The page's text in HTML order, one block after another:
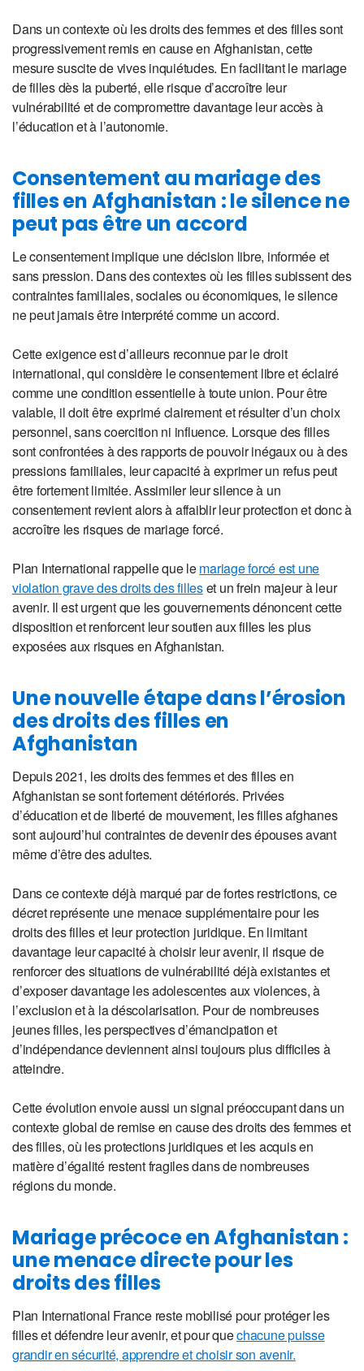
Dans un contexte où les droits des femmes et des filles sont
progressivement remis en cause en Afghanistan, cette
mesure suscite de vives inquiétudes. En facilitant le mariage
de filles dès la puberté, elle risque d’accroître leur
vulnérabilité et de compromettre davantage leur accès à
l’éducation et à l’autonomie.
Consentement au mariage des
filles en Afghanistan : le silence ne
peut pas être un accord
Le consentement implique une décision libre, informée et
sans pression. Dans des contextes où les filles subissent des
contraintes familiales, sociales ou économiques, le silence
ne peut jamais être interprété comme un accord.
Cette exigence est d’ailleurs reconnue par le droit
international, qui considère le consentement libre et éclairé
comme une condition essentielle à toute union. Pour être
valable, il doit être exprimé clairement et résulter d’un choix
personnel, sans coercition ni influence. Lorsque des filles
sont confrontées à des rapports de pouvoir inégaux ou à des
pressions familiales, leur capacité à exprimer un refus peut
être fortement limitée. Assimiler leur silence à un
consentement revient alors à affaiblir leur protection et donc à
accroître les risques de mariage forcé.
Plan International rappelle que lemariage forcé est une
violation grave des droits des filleset un frein majeur à leur
avenir. Il est urgent que les gouvernements dénoncent cette
disposition et renforcent leur soutien aux filles les plus
exposées aux risques en Afghanistan.
Une nouvelle étape dans l’érosion
des droits des filles en
Afghanistan
Depuis 2021, les droits des femmes et des filles en
Afghanistan se sont fortement détériorés. Privées
d’éducation et de liberté de mouvement, les filles afghanes
sont aujourd’hui contraintes de devenir des épouses avant
même d’être des adultes.
Dans ce contexte déjà marqué par de fortes restrictions, ce
décret représente une menace supplémentaire pour les
droits des filles et leur protection juridique. En limitant
davantage leur capacité à choisir leur avenir, il risque de
renforcer des situations de vulnérabilité déjà existantes et
d’exposer davantage les adolescentes aux violences, à
l’exclusion et à la déscolarisation. Pour de nombreuses
jeunes filles, les perspectives d’émancipation et
d’indépendance deviennent ainsi toujours plus difficiles à
atteindre.
Cette évolution envoie aussi un signal préoccupant dans un
contexte global de remise en cause des droits des femmes et
des filles, où les protections juridiques et les acquis en
matière d’égalité restent fragiles dans de nombreuses
régions du monde.
Mariage précoce en Afghanistan :
une menace directe pour les
droits des filles
Plan International France reste mobilisé pour protéger les
filles et défendre leur avenir, et pour quechacune puisse
grandir en sécurité, apprendre et choisir son avenir.